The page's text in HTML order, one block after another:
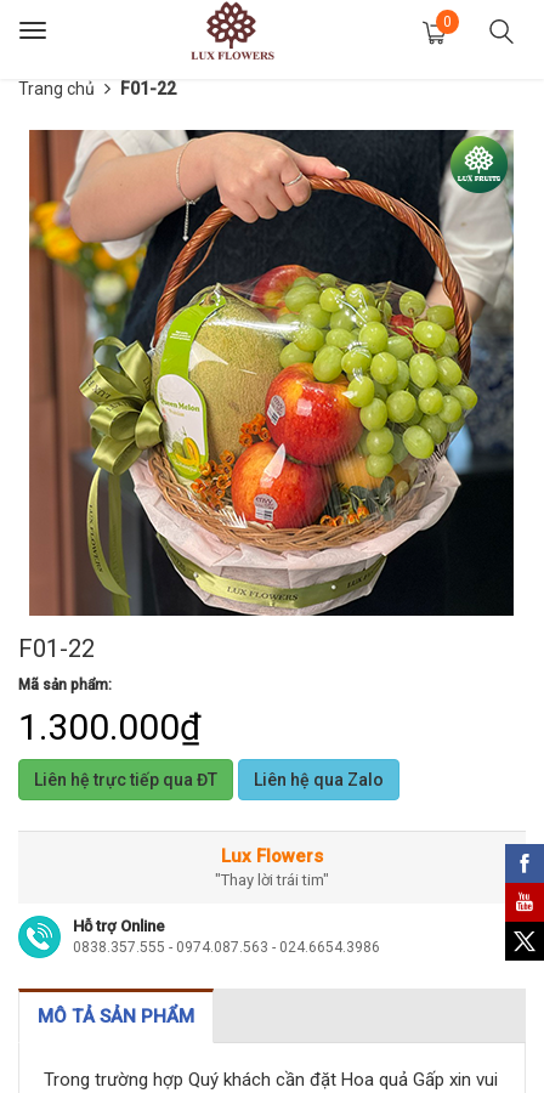
Toggle
0
Trang chủ F01-22
F01-22
Mã sản phẩm:
1.300.000₫
Liên hệ trực tiếp qua ĐT Liên hệ qua Zalo
Lux Flowers
"Thay lời trái tim"
Hỗ trợ Online
0838.357.555 - 0974.087.563 - 024.6654.3986
MÔ TẢ SẢN PHẨM
Trong trường hợp Quý khách cần đặt Hoa quả Gấp xin vui